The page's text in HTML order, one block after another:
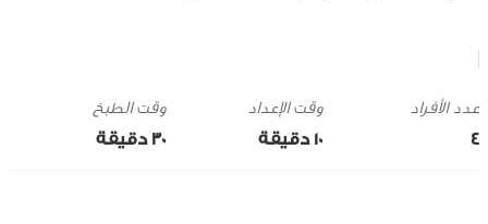
4
وقت الإعداد
10 ‎دقيقة
وقت الطبخ
30 ‎دقيقة